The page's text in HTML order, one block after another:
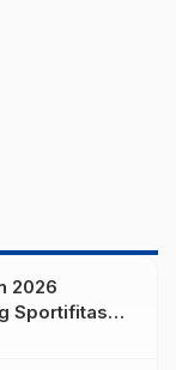
2026
Sportifitas
hingga Mural